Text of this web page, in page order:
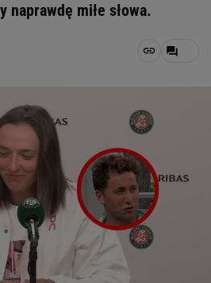
naprawdę miłe słowa.